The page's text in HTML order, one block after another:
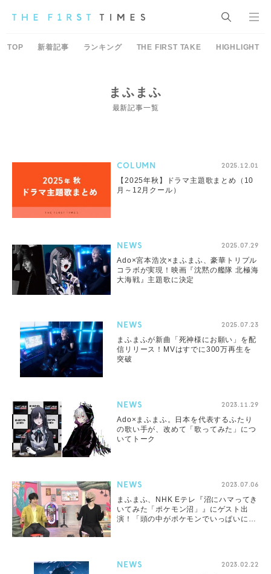
TOP 新着記事 ランキング THE FIRST TAKE HIGHLIGHT
まふまふ
最新記事一覧
COLUMN 2025.12.01
【2025年秋】ドラマ主題歌まとめ（10
月～12月クール）
NEWS 2025.07.29
Ado×宮本浩次×まふまふ、豪華トリプル
コラボが実現！映画『沈黙の艦隊 北極海
大海戦』主題歌に決定
NEWS 2025.07.23
まふまふが新曲「死神様にお願い」を配
信リリース！MVはすでに300万再生を
突破
NEWS 2023.11.29
Ado×まふまふ。日本を代表するふたり
の歌い手が、改めて「歌ってみた」につ
いてトーク
NEWS 2023.07.06
まふまふ、NHK Eテレ『沼にハマってき
いてみた「ポケモン沼」』にゲスト出
演！「頭の中がポケモンでいっぱいにな
NEWS 2023.02.22